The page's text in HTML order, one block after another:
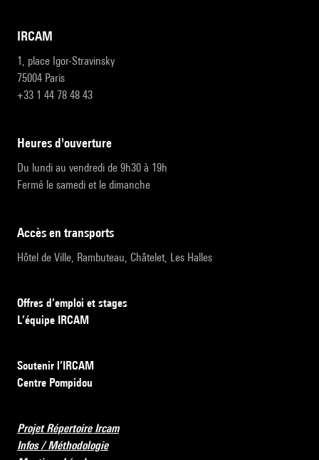
IRCAM
1, place Igor-Stravinsky
75004 Paris
+33 1 44 78 48 43
heures d'ouverture
Du lundi au vendredi de 9h30 à 19h
Fermé le samedi et le dimanche
accès en transports
Hôtel de Ville, Rambuteau, Châtelet, Les Halles
Offres d’emploi et stages
L’équipe IRCAM
Soutenir l’IRCAM
Centre Pompidou
Projet Répertoire Ircam
Infos / Méthodologie